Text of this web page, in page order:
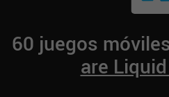
60 juegos
are